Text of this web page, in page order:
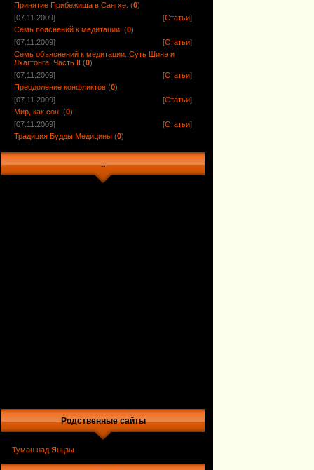
Принятие Прибежища в Сангхе. (0)
[07.11.2009]
[Статьи]
Семь пояснений к медитации. (0)
[07.11.2009]
[Статьи]
Семь объяснений к медитации. Суть Шинэ и
Лхагтонга. Часть II (0)
[07.11.2009]
[Статьи]
Преодоление конфликтов (0)
[07.11.2009]
[Статьи]
Мир, как сон. (0)
[07.11.2009]
[Статьи]
Традиция Будды Медицины (0)
..
Родственные сайты
Туман над Янцзы